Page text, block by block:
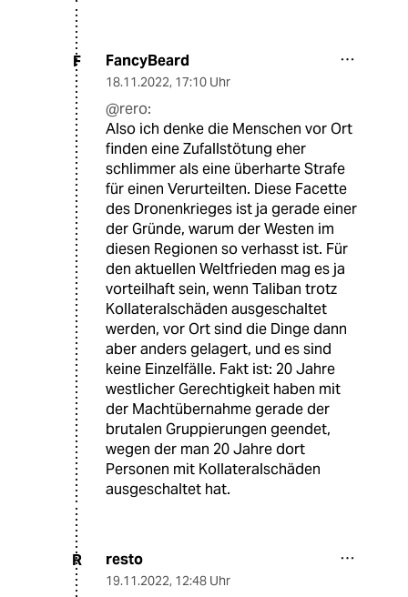
F FancyBeard
18.11.2022, 17:10 Uhr
@rero:
Also ich denke die Menschen vor Ort
finden eine Zufallstötung eher
schlimmer als eine überharte Strafe
für einen Verurteilten. Diese Facette
des Dronenkrieges ist ja gerade einer
der Gründe, warum der Westen im
diesen Regionen so verhasst ist. Für
den aktuellen Weltfrieden mag es ja
vorteilhaft sein, wenn Taliban trotz
Kollateralschäden ausgeschaltet
werden, vor Ort sind die Dinge dann
aber anders gelagert, und es sind
keine Einzelfälle. Fakt ist: 20 Jahre
westlicher Gerechtigkeit haben mit
der Machtübernahme gerade der
brutalen Gruppierungen geendet,
wegen der man 20 Jahre dort
Personen mit Kollateralschäden
ausgeschaltet hat.
R resto
19.11.2022, 12:48 Uhr